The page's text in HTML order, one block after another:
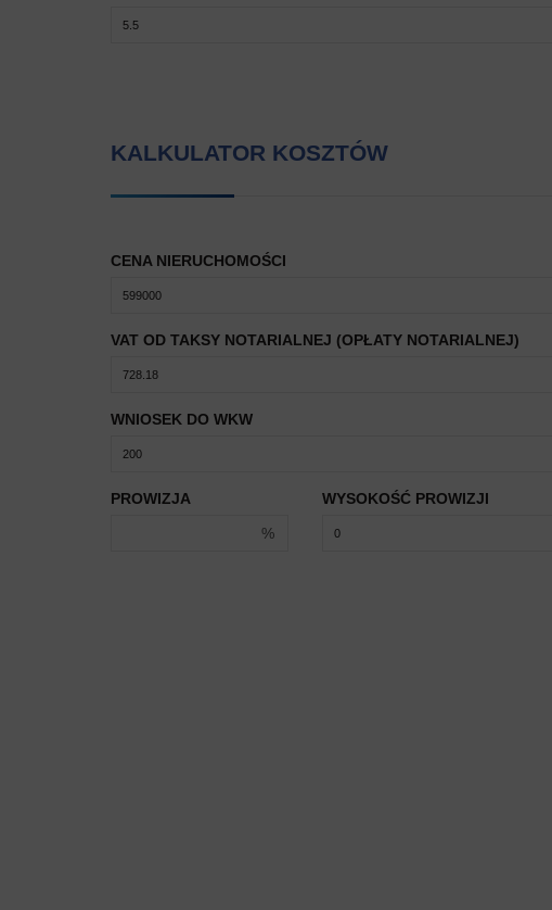
KALKULATOR KOSZTÓW
CENA NIERUCHOMOŚCI
VAT OD TAKSY NOTARIALNEJ (OPŁATY NOTARIALNEJ)
WNIOSEK DO WKW
PROWIZJA
%
WYSOKOŚĆ PROWIZJI